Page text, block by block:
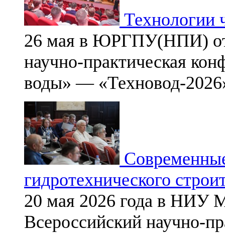
Технологии
26 мая в ЮРГПУ(НПИ)
научно-практическая
воды» — «Техновод-
гидротехнического
20 мая 2026 года в НИУ
Всероссийский научно-